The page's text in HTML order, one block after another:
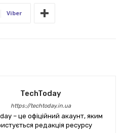
Viber
TechToday
https://techtoday.in.ua
– це офіційний акаунт, яким
редакція ресурсу